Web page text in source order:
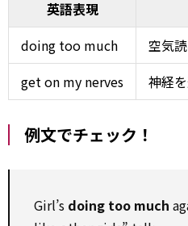
英語表現
doing too much
空気
get on my nerves
神経
例文でチェック！
Girl’s doing too much